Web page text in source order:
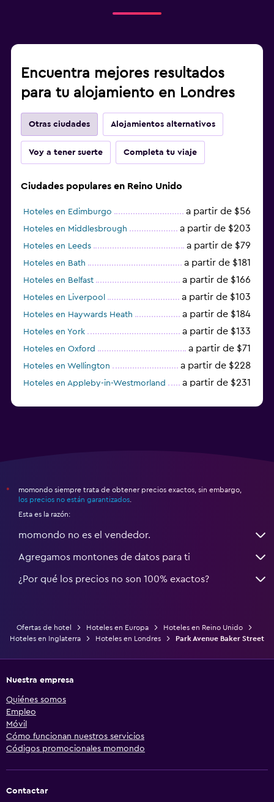
Encuentra mejores resultados
para tu alojamiento en Londres
Otras ciudades Alojamientos alternativos
Voy a tener suerte Completa tu viaje
Ciudades populares en Reino Unido
Hoteles en Edimburgo a partir de $56
Hoteles en Middlesbrough a partir de $203
Hoteles en Leeds a partir de $79
Hoteles en Bath a partir de $181
Hoteles en Belfast a partir de $166
Hoteles en Liverpool a partir de $103
Hoteles en Haywards Heath a partir de $184
Hoteles en York a partir de $133
Hoteles en Oxford a partir de $71
Hoteles en Wellington a partir de $228
Hoteles en Appleby-in-Westmorland a partir de $231
*
momondo siempre trata de obtener precios exactos, sin embargo,
los precios no están garantizados
Esta es la razón:
momondo no es el vendedor.
Agregamos montones de datos para ti
¿Por qué los precios no son 100% exactos?
Ofertas de hotel Hoteles en Europa
Hoteles en Reino Unido
Hoteles en Inglaterra
Hoteles en Londres Park Avenue Baker Street
Nuestra empresa
Quiénes somos
Empleo
Móvil
Cómo funcionan nuestros servicios
Códigos promocionales momondo
Contactar